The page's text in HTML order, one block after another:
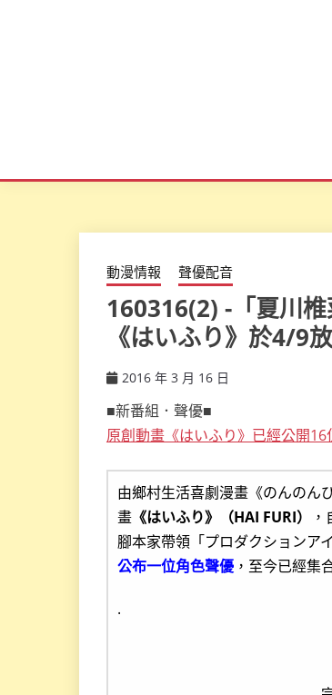
動漫情報 聲優配音
160316(2) -「夏川
《はいふり》於4/9
2016 年 3 月 16 日
■新番組．聲優■
原創動畫《はいふり》已經公開16
由鄉村生活喜劇漫畫《のんのん
畫 《はいふり》（HAI FURI）
腳本家帶領「プロダクションア
公布一位角色聲優 ，至今已經集
.